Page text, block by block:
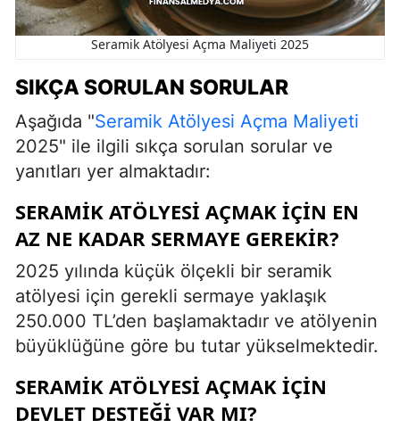
Seramik Atölyesi Açma Maliyeti 2025
SIKÇA SORULAN SORULAR
Aşağıda "Seramik Atölyesi Açma Maliyeti
2025" ile ilgili sıkça sorulan sorular ve
yanıtları yer almaktadır:
SERAMIK ATÖLYESI AÇMAK IÇIN EN
AZ NE KADAR SERMAYE GEREKIR?
2025 yılında küçük ölçekli bir seramik
atölyesi için gerekli sermaye yaklaşık
250.000 TL’den başlamaktadır ve atölyenin
büyüklüğüne göre bu tutar yükselmektedir.
SERAMIK ATÖLYESI AÇMAK IÇIN
DEVLET DESTEĞI VAR MI?